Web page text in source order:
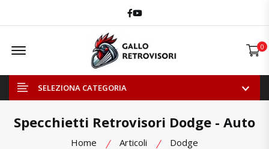
Facebook
Youtube
Offcanvas Menu Open 0
SELEZIONA CATEGORIA
Specchietti Retrovisori Dodge - Auto
Home Articoli Dodge